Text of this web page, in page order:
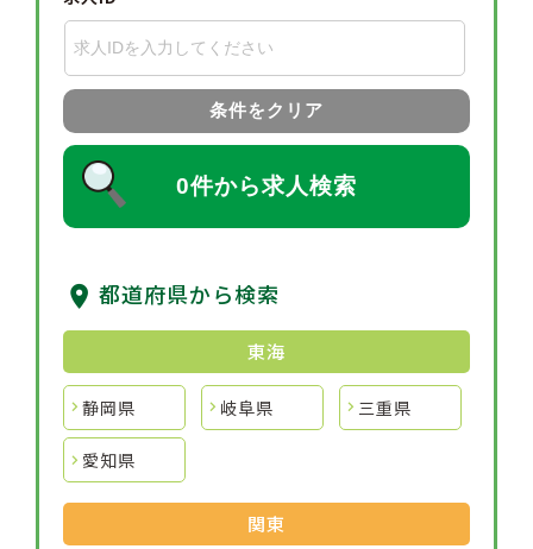
条件をクリア
0件から求人検索
都道府県から検索
東海
静岡県 岐阜県 三重県
愛知県
関東